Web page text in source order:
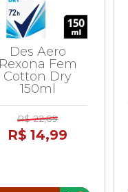
Des Aero
Fem
Cotton Dry
150ml
R$ 22,89
R$ 14,99